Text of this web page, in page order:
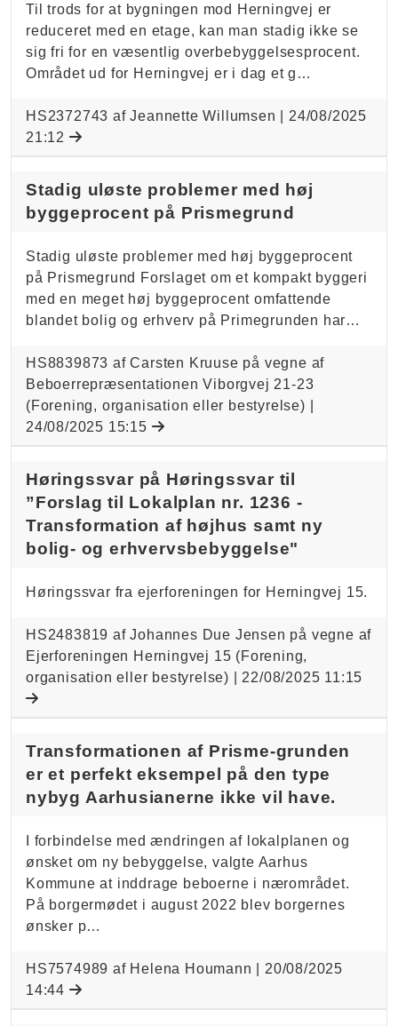
Til trods for at bygningen mod Herningvej er
reduceret med en etage, kan man stadig ikke se
sig fri for en væsentlig overbebyggelsesprocent.
Området ud for Herningvej er i dag et g…
HS2372743 af Jeannette Willumsen | 24/08/2025
21:12
Stadig uløste problemer med høj
byggeprocent på Prismegrund
Stadig uløste problemer med høj byggeprocent
på Prismegrund Forslaget om et kompakt byggeri
med en meget høj byggeprocent omfattende
blandet bolig og erhverv på Primegrunden har…
HS8839873 af Carsten Kruuse på vegne af
Beboerrepræsentationen Viborgvej 21-23
(Forening, organisation eller bestyrelse) |
24/08/2025 15:15
Høringssvar på Høringssvar til
”Forslag til Lokalplan nr. 1236 -
Transformation af højhus samt ny
bolig- og erhvervsbebyggelse"
Høringssvar fra ejerforeningen for Herningvej 15.
HS2483819 af Johannes Due Jensen på vegne af
Ejerforeningen Herningvej 15 (Forening,
organisation eller bestyrelse) | 22/08/2025 11:15
Transformationen af Prisme-grunden
er et perfekt eksempel på den type
nybyg Aarhusianerne ikke vil have.
I forbindelse med ændringen af lokalplanen og
ønsket om ny bebyggelse, valgte Aarhus
Kommune at inddrage beboerne i nærområdet.
På borgermødet i august 2022 blev borgernes
ønsker p…
HS7574989 af Helena Houmann | 20/08/2025
14:44